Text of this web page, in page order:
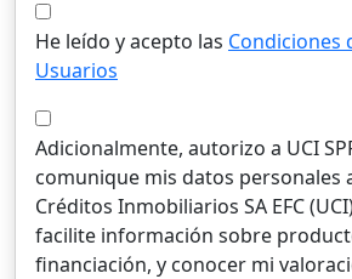
He leído y acepto las Condiciones
Usuarios
Adicionalmente, autorizo a UCI
comunique mis datos personales
Créditos Inmobiliarios SA EFC
facilite información sobre
financiación, y conocer mi